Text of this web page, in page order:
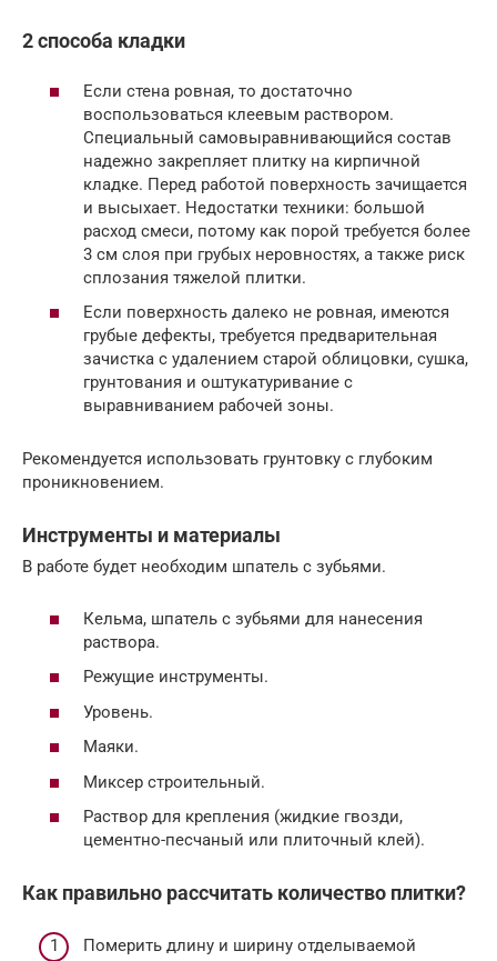
2 способа кладки
Если стена ровная, то достаточно
воспользоваться клеевым раствором.
Специальный самовыравнивающийся состав
надежно закрепляет плитку на кирпичной
кладке. Перед работой поверхность зачищается
и высыхает. Недостатки техники: большой
расход смеси, потому как порой требуется более
3 см слоя при грубых неровностях, а также риск
сплозания тяжелой плитки.
Если поверхность далеко не ровная, имеются
грубые дефекты, требуется предварительная
зачистка с удалением старой облицовки, сушка,
грунтования и оштукатуривание с
выравниванием рабочей зоны.
Рекомендуется использовать грунтовку с глубоким
проникновением.
Инструменты и материалы
В работе будет необходим шпатель с зубьями.
Кельма, шпатель с зубьями для нанесения
раствора.
Режущие инструменты.
Уровень.
Маяки.
Миксер строительный.
Раствор для крепления (жидкие гвозди,
цементно-песчаный или плиточный клей).
Как правильно рассчитать количество плитки?
Померить длину и ширину отделываемой